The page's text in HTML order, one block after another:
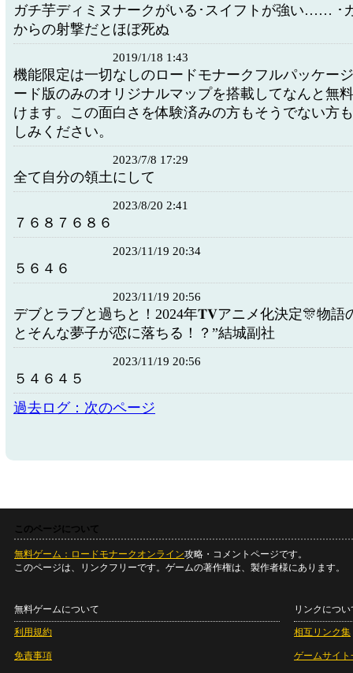
ガチ芋ディミヌナークがいる･スイフトが強い…… ･
からの射撃だとほぼ死ぬ
2019/1/18 1:43
機能限定は一切なしのロードモナークフルパッケー
ード版のみのオリジナルマップを搭載してなんと無
けます。この面白さを体験済みの方もそうでない方
しみください。
2023/7/8 17:29
全て自分の領土にして
2023/8/20 2:41
７６８７６８６
2023/11/19 20:34
５６４６
2023/11/19 20:56
デブとラブと過ちと！2024年𝐓𝐕アニメ化決定🎊物語
とそんな夢子が恋に落ちる！？”結城副社
2023/11/19 20:56
５４６４５
過去ログ：次のページ
このページについて
無料ゲーム：ロードモナークオンライン攻略・コメントページです。
このページは、リンクフリーです。ゲームの著作権は、製作者様にあります。
無料ゲームについて
利用規約
免責事項
リンクについ
相互リンク集
ゲームサイト